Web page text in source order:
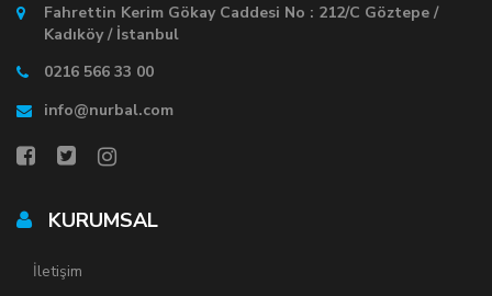
Fahrettin Kerim Gökay Caddesi No : 212/C Göztepe /
Kadıköy / İstanbul
0216 566 33 00
info@nurbal.com
KURUMSAL
İletişim